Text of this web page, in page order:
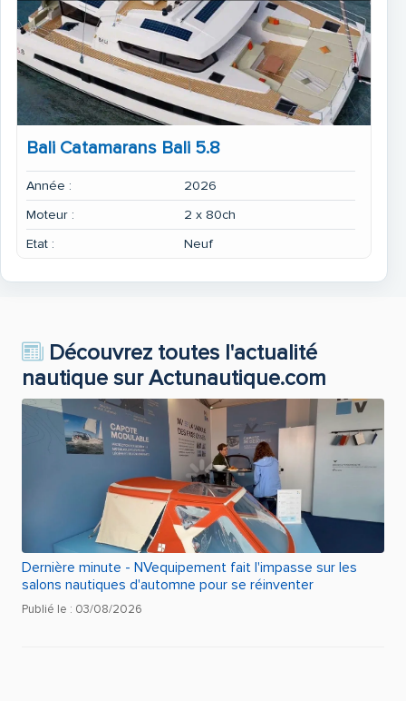
Bali Catamarans Bali 5.8
Année :
2026
Moteur :
2 x 80ch
Etat :
Neuf
Découvrez toutes l'actualité
nautique sur Actunautique.com
Dernière minute - NVequipement fait l'impasse sur les
salons nautiques d'automne pour se réinventer
Publié le : 03/08/2026